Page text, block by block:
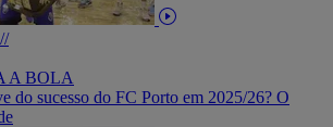
A BOLA
do sucesso do FC Porto em 2025/26? O